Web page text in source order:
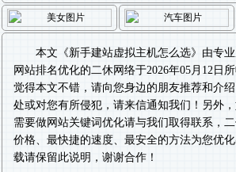
本文《新手建站虚拟主机怎么选》由专
网站排名优化的二休网络于2026年05月12日
觉得本文不错，请向您身边的朋友推荐和介
处或对您有所侵犯，请来信通知我们！另外
需要做网站关键词优化请与我们取得联系，
价格、最快捷的速度、最安全的方法为您优
载请保留此说明，谢谢合作！